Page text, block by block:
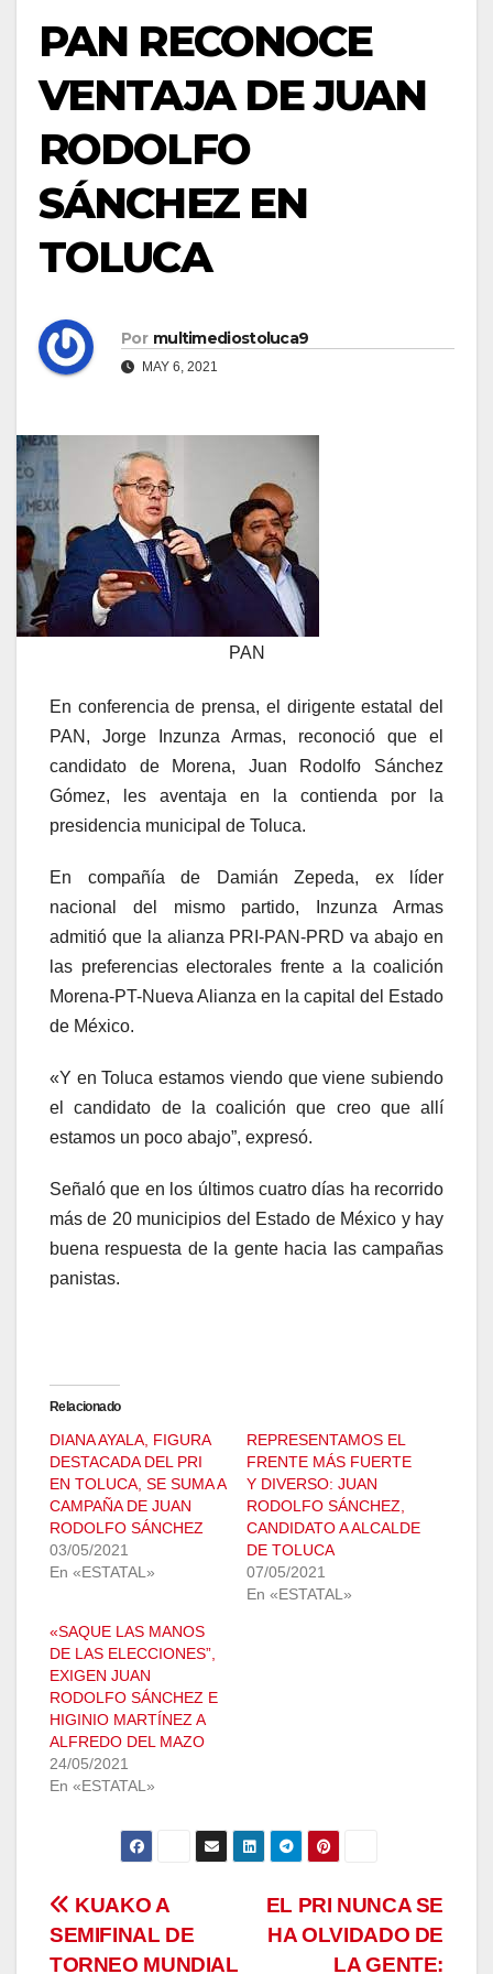
PAN RECONOCE
VENTAJA DE JUAN
RODOLFO
SÁNCHEZ EN
TOLUCA
Por multimediostoluca9
MAY 6, 2021
PAN
En conferencia de prensa, el dirigente estatal del
PAN, Jorge Inzunza Armas, reconoció que el
candidato de Morena, Juan Rodolfo Sánchez
Gómez, les aventaja en la contienda por la
presidencia municipal de Toluca.
En compañía de Damián Zepeda, ex líder
nacional del mismo partido, Inzunza Armas
admitió que la alianza PRI-PAN-PRD va abajo en
las preferencias electorales frente a la coalición
Morena-PT-Nueva Alianza en la capital del Estado
de México.
«Y en Toluca estamos viendo que viene subiendo
el candidato de la coalición que creo que allí
estamos un poco abajo”, expresó.
Señaló que en los últimos cuatro días ha recorrido
más de 20 municipios del Estado de México y hay
buena respuesta de la gente hacia las campañas
panistas.
Relacionado
DIANA AYALA, FIGURA
DESTACADA DEL PRI
EN TOLUCA, SE SUMA A
CAMPAÑA DE JUAN
RODOLFO SÁNCHEZ
03/05/2021
En «ESTATAL»
REPRESENTAMOS EL
FRENTE MÁS FUERTE
Y DIVERSO: JUAN
RODOLFO SÁNCHEZ,
CANDIDATO A ALCALDE
DE TOLUCA
07/05/2021
En «ESTATAL»
«SAQUE LAS MANOS
DE LAS ELECCIONES”,
EXIGEN JUAN
RODOLFO SÁNCHEZ E
HIGINIO MARTÍNEZ A
ALFREDO DEL MAZO
24/05/2021
En «ESTATAL»
Navegación
de
EL PRI NUNCA SE
HA OLVIDADO DE
LA GENTE:
KUAKO A
SEMIFINAL DE
TORNEO MUNDIAL